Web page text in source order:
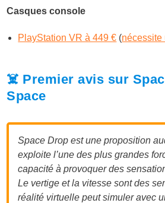
Casques console
PlayStation VR à 449 € (nécessite
☠️ Premier avis sur
Space
Space Drop est une proposition
exploite l’une des plus grandes
capacité à provoquer des
Le vertige et la vitesse sont des
réalité virtuelle peut simuler avec